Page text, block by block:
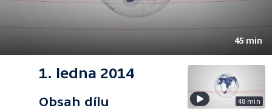
45 min
1. ledna 2014
Obsah dílu
48 min